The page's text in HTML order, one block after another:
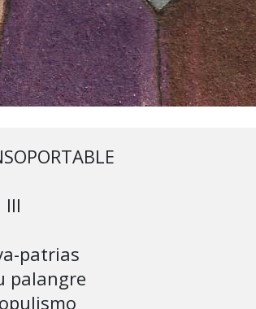
patrias
palangre